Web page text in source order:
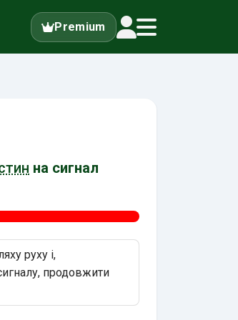
Premium
на сигнал
руху і,
продовжити